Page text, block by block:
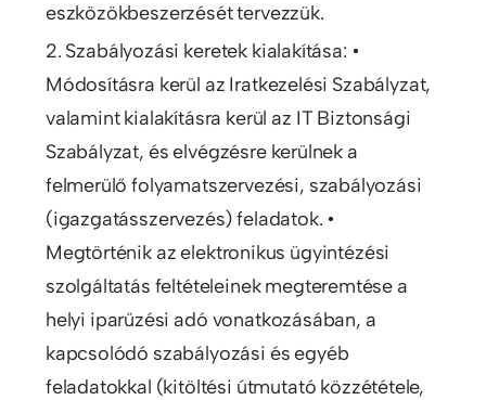
eszközökbeszerzését tervezzük.
2. Szabályozási keretek kialakítása: •
Módosításra kerül az Iratkezelési Szabályzat,
valamint kialakításra kerül az IT Biztonsági
Szabályzat, és elvégzésre kerülnek a
felmerülő folyamatszervezési, szabályozási
(igazgatásszervezés) feladatok. •
Megtörténik az elektronikus ügyintézési
szolgáltatás feltételeinek megteremtése a
helyi iparűzési adó vonatkozásában, a
kapcsolódó szabályozási és egyéb
feladatokkal (kitöltési útmutató közzététele,